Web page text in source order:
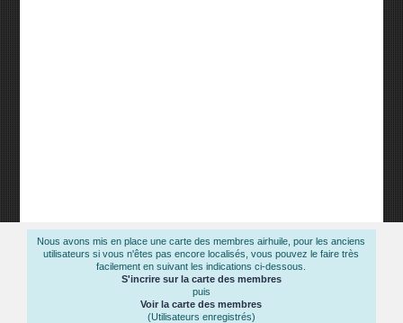
Nous avons mis en place une carte des membres airhuile, pour les anciens
utilisateurs si vous n'êtes pas encore localisés, vous pouvez le faire très
facilement en suivant les indications ci-dessous.
S'incrire sur la carte des membres
puis
Voir la carte des membres
(Utilisateurs enregistrés)